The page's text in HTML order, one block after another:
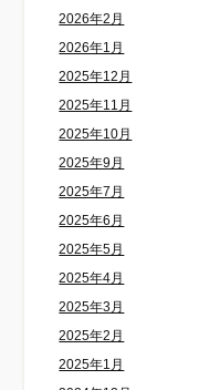
2026年2月
2026年1月
2025年12月
2025年11月
2025年10月
2025年9月
2025年7月
2025年6月
2025年5月
2025年4月
2025年3月
2025年2月
2025年1月